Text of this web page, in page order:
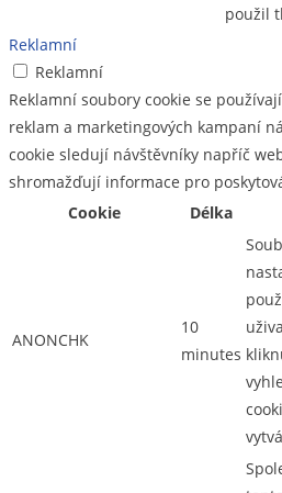
použil
Reklamní
Reklamní
Reklamní soubory cookie se
reklam a marketingových kampaní
cookie sledují návštěvníky napříč
shromažďují informace pro
Cookie
Délka
ANONCHK
10
minutes